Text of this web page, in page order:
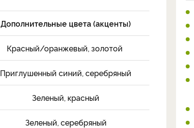
Дополнительные цвета (акценты)
Красный/оранжевый, золотой
Приглушенный синий, серебряный
Зеленый, красный
Зеленый, серебряный